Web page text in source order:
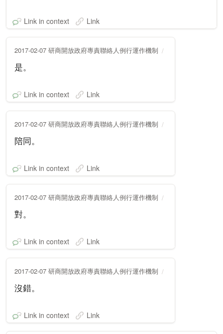
Link in context Link
2017-02-07 研商開放政府專責聯絡人例行運作機制
是。
Link in context Link
2017-02-07 研商開放政府專責聯絡人例行運作機制
陪同。
Link in context Link
2017-02-07 研商開放政府專責聯絡人例行運作機制
對。
Link in context Link
2017-02-07 研商開放政府專責聯絡人例行運作機制
沒錯。
Link in context Link